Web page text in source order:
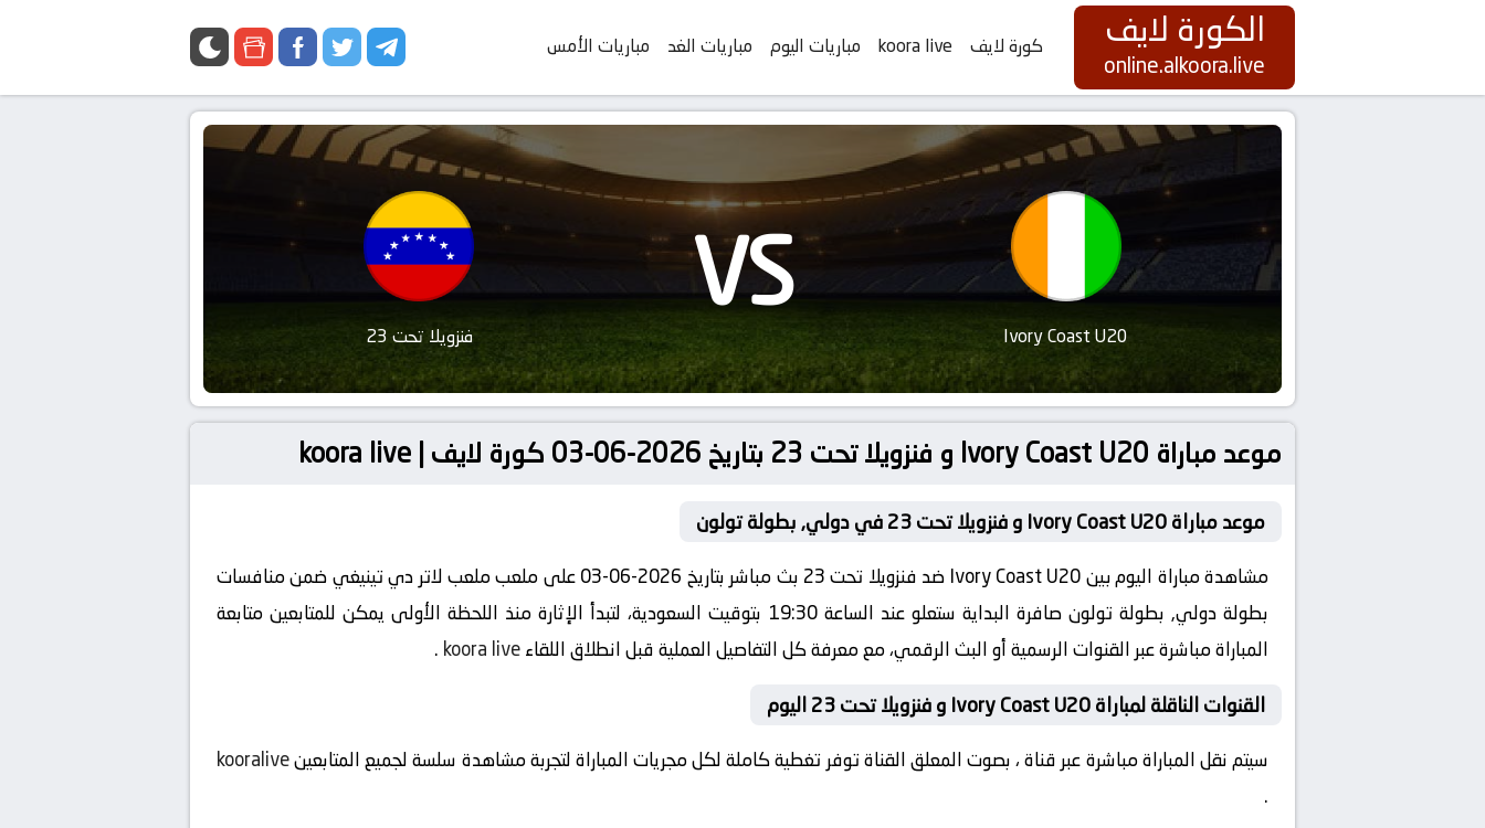
الكورة لايف
online.alkoora.live
كورة لايف koora live مباريات اليوم مباريات الغد مباريات الأمس
Ivory Coast U20
VS فنزويلا تحت 23
موعد مباراة Ivory Coast U20 و فنزويلا تحت 23 بتاريخ 2026-06-03 كورة لايف | koora live
موعد مباراة Ivory Coast U20 و فنزويلا تحت 23 في دولي, بطولة تولون
مشاهدة مباراة اليوم بين Ivory Coast U20 ضد فنزويلا تحت 23 بث مباشر بتاريخ 2026-06-03 على ملعب ملعب لاتر دي تينيغي ضمن منافسات
بطولة دولي, بطولة تولون صافرة البداية ستعلو عند الساعة 19:30 بتوقيت السعودية، لتبدأ الإثارة منذ اللحظة الأولى يمكن للمتابعين متابعة
المباراة مباشرة عبر القنوات الرسمية أو البث الرقمي، مع معرفة كل التفاصيل العملية قبل انطلاق اللقاءkoora live
.
القنوات الناقلة لمباراة Ivory Coast U20 و فنزويلا تحت 23 اليوم
سيتم نقل المباراة مباشرة عبر قناة ، بصوت المعلق القناة توفر تغطية كاملة لكل مجريات المباراة لتجربة مشاهدة سلسة لجميع المتابعينkooralive
.